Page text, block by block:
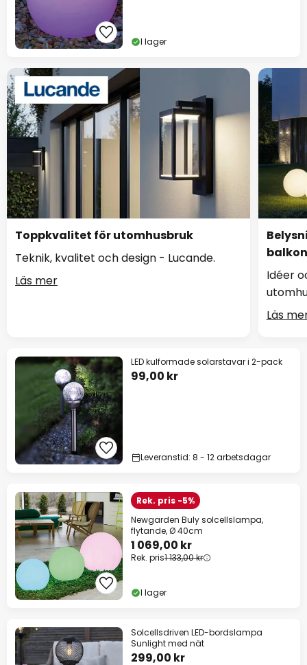
I lager
Toppkvalitet för utomhusbruk
Teknik, kvalitet och design - Lucande.
Läs mer
Idéer
Läs
LED kulformade solarstavar i 2-pack
99,00 kr
Leveranstid: 8 - 12 arbetsdagar
Rek. pris -5%
Newgarden Buly solcellslampa,
flytande, Ø 40cm
1 069,00 kr
Rek. pris1 133,00 kr
I lager
Solcellsdriven LED-bordslampa
Sunlight med nät
299,00 kr